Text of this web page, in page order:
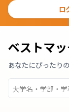
ロ
ベストマ
あなたにぴったり